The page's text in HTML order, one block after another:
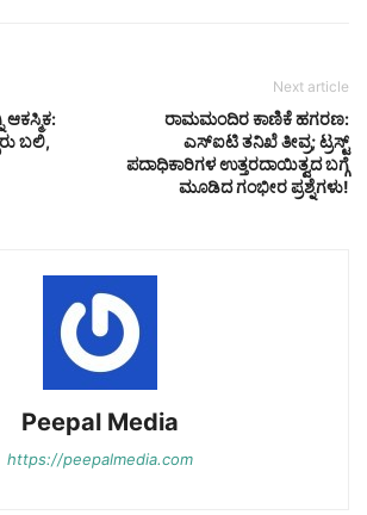
ಬಲಿ,
Next article
ರಾಮಮಂದಿರ ಕಾಣಿಕೆ ಹಗರಣ:
ಎಸ್‌ಐಟಿ ತನಿಖೆ ತೀವ್ರ; ಟ್ರಸ್ಟ್
ಪದಾಧಿಕಾರಿಗಳ ಉತ್ತರದಾಯಿತ್ವದ ಬಗ್ಗೆ
ಮೂಡಿದ ಗಂಭೀರ ಪ್ರಶ್ನೆಗಳು!
Peepal Media
https://peepalmedia.com